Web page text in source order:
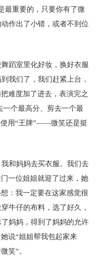
最重要的，只要你有了微
作出了小错，或者不到位
蹈室里化好妆，换好衣服
我们了，我们赶紧上台，
难度加了进去，表演完之
一个最高分、剪去一个最
使用“王牌”——微笑还是挺
和妈妈去买衣服。我们去
一位姐姐就迎了过来，她
：我一定要在这家感觉很
牛仔的布料，选了好久，
妈妈，得到了妈妈的允许
说“姐姐帮我包起家来
笑”。